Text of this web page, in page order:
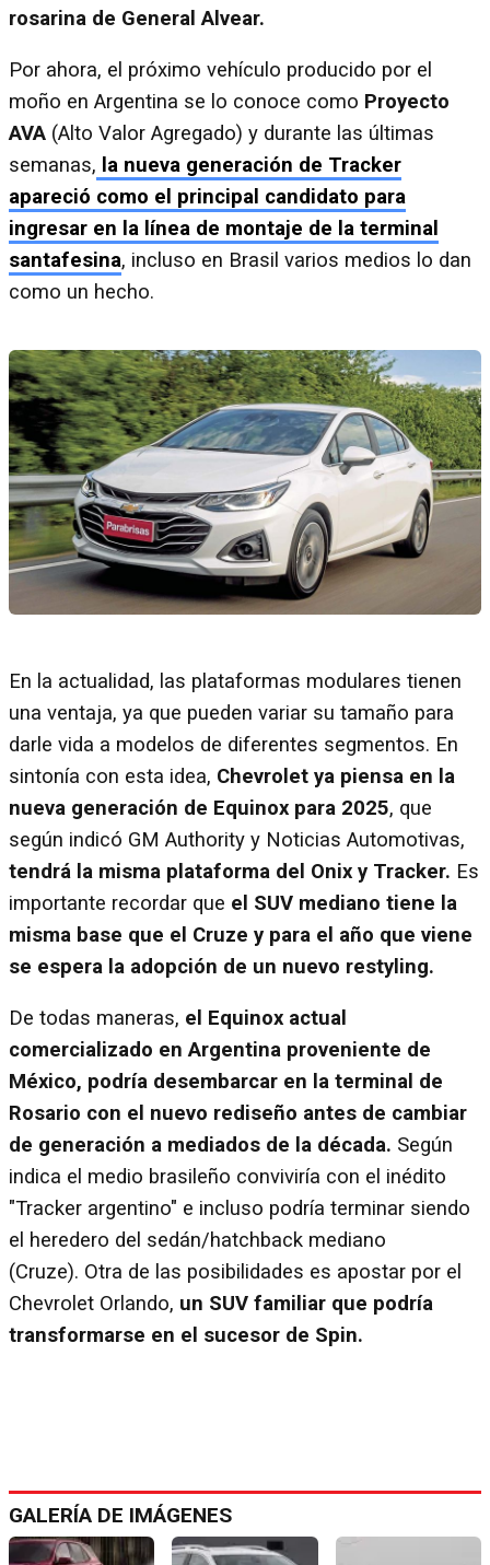
rosarina de General Alvear.
Por ahora, el próximo vehículo producido por el
moño en Argentina se lo conoce como Proyecto
AVA (Alto Valor Agregado) y durante las últimas
semanas, la nueva generación de Tracker
apareció como el principal candidato para
ingresar en la línea de montaje de la terminal
santafesina, incluso en Brasil varios medios lo dan
como un hecho.
En la actualidad, las plataformas modulares tienen
una ventaja, ya que pueden variar su tamaño para
darle vida a modelos de diferentes segmentos. En
sintonía con esta idea, Chevrolet ya piensa en la
nueva generación de Equinox para 2025, que
según indicó GM Authority y Noticias Automotivas,
tendrá la misma plataforma del Onix y Tracker. Es
importante recordar que el SUV mediano tiene la
misma base que el Cruze y para el año que viene
se espera la adopción de un nuevo restyling.
De todas maneras, el Equinox actual
comercializado en Argentina proveniente de
México, podría desembarcar en la terminal de
Rosario con el nuevo rediseño antes de cambiar
de generación a mediados de la década. Según
indica el medio brasileño conviviría con el inédito
"Tracker argentino" e incluso podría terminar siendo
el heredero del sedán/hatchback mediano
(Cruze). Otra de las posibilidades es apostar por el
Chevrolet Orlando, un SUV familiar que podría
transformarse en el sucesor de Spin.
GALERÍA DE IMÁGENES